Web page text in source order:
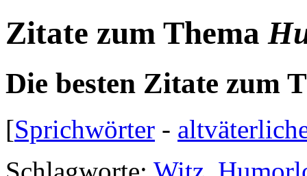
Zitate zum Thema
Die besten Zitate zum
[Sprichwörter -